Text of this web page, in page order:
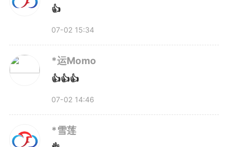
乎国家未来竞争力的赛道上，奋力
向前。（记者 徐慧媛 海报设计 李
菁菁）
2834 微信 QQ 朋友圈
👍
07-02 15:34
*运Momo
👍👍👍
07-02 14:46
*雪莲